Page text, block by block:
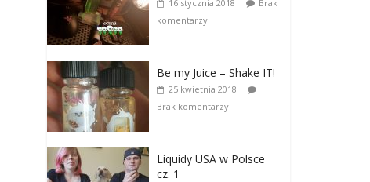
16 stycznia 2018
Brak
komentarzy
Be my Juice – Shake IT!
25 kwietnia 2018
Brak komentarzy
Liquidy USA w Polsce
cz. 1